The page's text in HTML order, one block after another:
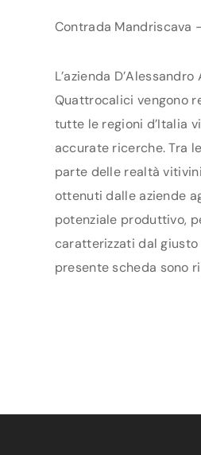
Contrada Mandriscava
L’azienda
Quattrocalici vengono
tutte le regioni d’Italia
accurate ricerche. Tra
parte delle realtà
ottenuti dalle aziende
potenziale produttivo,
caratterizzati dal
presente scheda sono